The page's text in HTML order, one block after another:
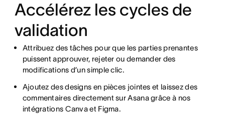
Accélérez les cycles de
validation
Attribuez des tâches pour que les parties prenantes
puissent approuver, rejeter ou demander des
modifications d’un simple clic.
Ajoutez des designs en pièces jointes et laissez des
commentaires directement sur Asana grâce à nos
intégrations Canva et Figma.